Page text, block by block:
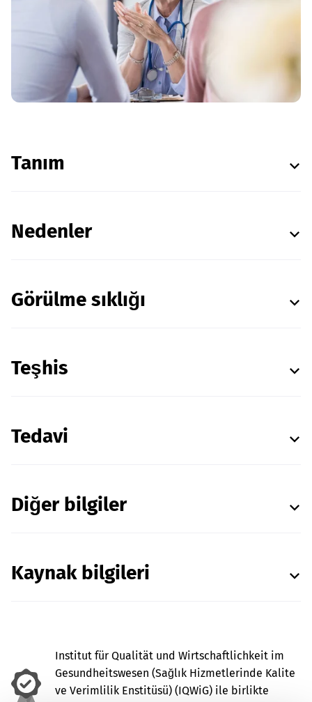
Tanım
Nedenler
Görülme sıklığı
Teşhis
Tedavi
Diğer bilgiler
Kaynak bilgileri
Institut für Qualität und Wirtschaftlichkeit im
Gesundheitswesen (Sağlık Hizmetlerinde Kalite
ve Verimlilik Enstitüsü) (IQWiG) ile birlikte